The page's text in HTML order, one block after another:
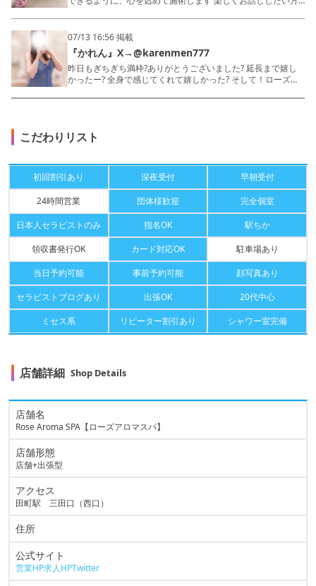
ストレスを優しく受け止めてくれる癒やしのスペシャリスト。
細くしなやかな身体から繰り出される濃厚施術は、心も身体も
深く包み込むような心地よさ。特に強圧の施術は圧巻で、日々
の疲れをしっかりほぐしてくれます。カエル足の手技には絶対
の自信を持ち、そのテクニックはまさに超イチオシセラピスト
さん！
の肌に包まれた、圧倒的な美しさと愛嬌を持つ『りのん』さ
ん。思わず二度見してしまう綺麗系ルックスに、ふと見せる可
愛い笑顔、そしておっとりとした癒し系の雰囲気が、日常の疲
れを一瞬で溶かしてくれることでしょう。バストの柔らかなぬ
くもりを感じながら、積極的で大胆な手つきが生み出すたっぷ
りオイルの感触に、あなたは全身で新たな快感を体感するは
に責め立て、四つん這いの体勢では彼女の巧みな手技がさらに
らも清楚さを感じさせる絶妙なバランスは、まさに予約困難な
す。ぜひ彼女の手に全てを委ねてみてください。忘れられない
時間が、ここにはあります。
07/13 16:56 掲載
『かれん』X→@karenmen777
昨日もぎちぎち満枠?ありがとうございました? 延長まで嬉し
かったー? 全身で感じてくれて嬉しかった? そして！ローズア
ちよくシャワー浴びれるよん?? ご来店を心よりお待ちしてお
こだわりリスト
初回割引あり 深夜受付
早朝受付
24時間営業
団体様歓迎
完全個室
日本人セラピストのみ
指名OK
駅ちか
領収書発行OK
カード対応OK
駐車場あり
当日予約可能
事前予約可能
顔写真あり
セラピストブログあり
出張OK
20代中心
ミセス系
リピーター割引あり シャワー室完備
店舗詳細 Shop Details
店舗名
Rose Aroma SPA【ローズアロマスパ】
店舗形態
店舗+出張型
アクセス
田町駅 三田口（西口）
住所
公式サイト
営業HP求人HPTwitter